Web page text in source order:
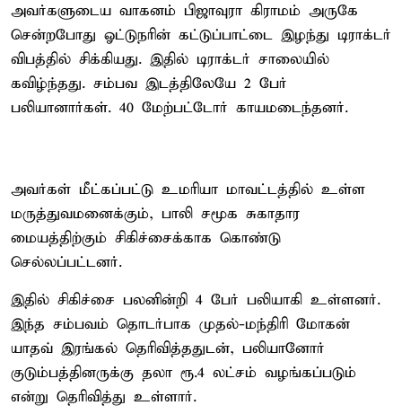
அவர்களுடைய வாகனம் பிஜாவுரா கிராமம் அருகே
சென்றபோது ஓட்டுநரின் கட்டுப்பாட்டை இழந்து டிராக்டர்
விபத்தில் சிக்கியது. இதில் டிராக்டர் சாலையில்
கவிழ்ந்தது. சம்பவ இடத்திலேயே 2 பேர்
பலியானார்கள். 40 மேற்பட்டோர் காயமடைந்தனர்.
அவர்கள் மீட்கப்பட்டு உமரியா மாவட்டத்தில் உள்ள
மருத்துவமனைக்கும், பாலி சமூக சுகாதார
மையத்திற்கும் சிகிச்சைக்காக கொண்டு
செல்லப்பட்டனர்.
இதில் சிகிச்சை பலனின்றி 4 பேர் பலியாகி உள்ளனர்.
இந்த சம்பவம் தொடர்பாக முதல்-மந்திரி மோகன்
யாதவ் இரங்கல் தெரிவித்ததுடன், பலியானோர்
குடும்பத்தினருக்கு தலா ரூ.4 லட்சம் வழங்கப்படும்
என்று தெரிவித்து உள்ளார்.